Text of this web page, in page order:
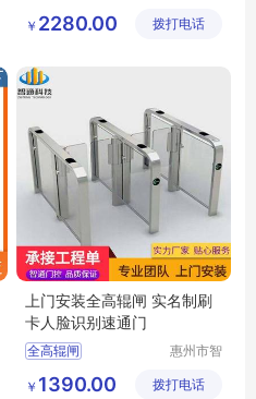
自动收银机
有限公司
￥ 2280.00 拨打电话
上门安装全高辊闸 实名制刷
卡人脸识别速通门
全高辊闸
实名制刷卡速通门
惠州市智
技有限公
￥ 1390.00 拨打电话